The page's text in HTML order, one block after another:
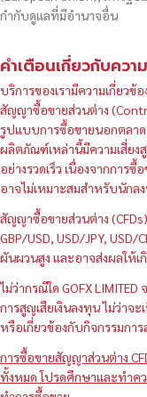
กำกับดูแลที่มีอำนาจอื่น
คำเตือนเกี่ยวกับควา
บริการของเรามีความเกี่ยว
สัญญาซื้อขายส่วนต่าง
รูปแบบการซื้อขายนอกตลา
ผลิตภัณฑ์เหล่านี้มีความเสี่ยง
อย่างรวดเร็ว เนื่องจากการ
อาจไม่เหมาะสมสำหรับนัก
สัญญาซื้อขายส่วนต่าง (CFDs)
GBP/USD, USD/JPY, USD/
ผันผวนสูง และอาจส่งผลให้เ
ไม่ว่ากรณีใด GOFX
การสูญเสียเงินลงทุน ไม่ว่าจ
หรือเกี่ยวข้องกับกิจกรรมการ
การซื้อขายสัญญาส่วนต่าง
ทั้งหมด โปรดศึกษาและทำคว